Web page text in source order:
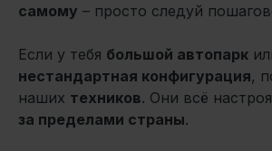
самому – просто следуй
Если у тебя большой автопарк
нестандартная конфигурация,
наших техников. Они всё
за пределами страны.